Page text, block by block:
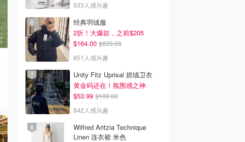
933人感兴趣
经典羽绒服
2折！大爆款，之前$205
$164.00 $820.00
851人感兴趣
Unity Fitz Uprisal 抓绒卫衣
黄金码还在！氛围感之神
$53.99 $109.00
842人感兴趣
Wilfred Aritzia Technique
Linen 连衣裙 米色